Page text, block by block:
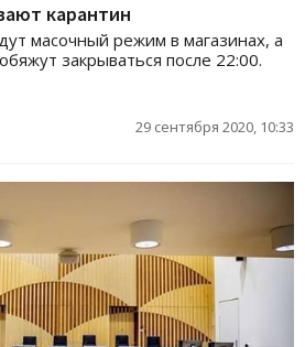
карантин
масочный режим в магазинах, а
закрываться после 22:00.
29 сентября 2020, 10:33